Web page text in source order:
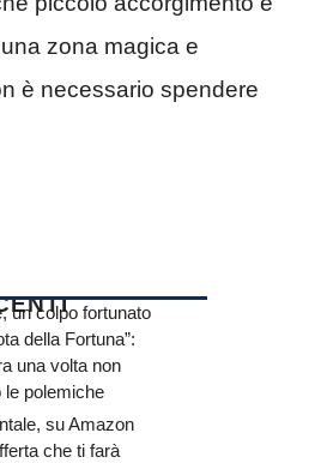
zona magica e
è necessario spendere
un colpo fortunato
della Fortuna”:
una volta non
le polemiche
su Amazon
che ti farà